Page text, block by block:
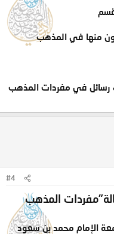
منها في المذهب
رسائل في مفردات المذهب
#4
المذهب
الإمام محمد بن سعود